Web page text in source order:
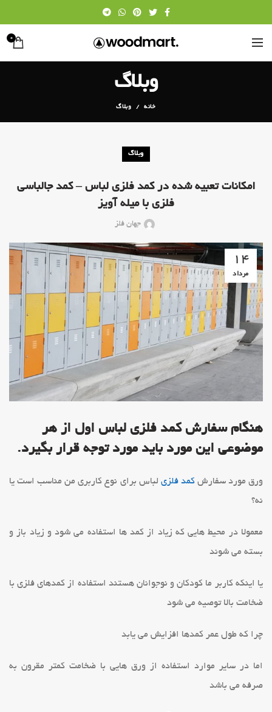
0
وبلاگ
خانه وبلاگ
وبلاگ
امکانات تعبیه شده در کمد فلزی لباس – کمد جالباسی
فلزی با میله آویز
جهان فلز
14
مرداد
هنگام سفارش کمد فلزی لباس اول از هر
موضوعی این مورد باید مورد توجه قرار بگیرد.
ورق مورد سفارشکمد فلزی لباس برای نوع کاربری من مناسب است یا
نه؟
معمولا در محیط هایی که زیاد از کمد ها استفاده می شود و زیاد باز و
بسته می شوند
یا اینکه کاربر ما کودکان و نوجوانان هستند استفاده از کمدهای فلزی با
ضخامت بالا توصیه می شود
چرا که طول عمر کمدها افزایش می یابد
اما در سایر موارد استفاده از ورق هایی با ضخامت کمتر مقرون به
صرفه می باشد